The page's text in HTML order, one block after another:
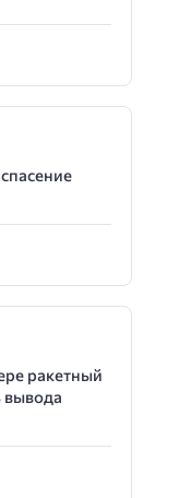
ракетный
вывода